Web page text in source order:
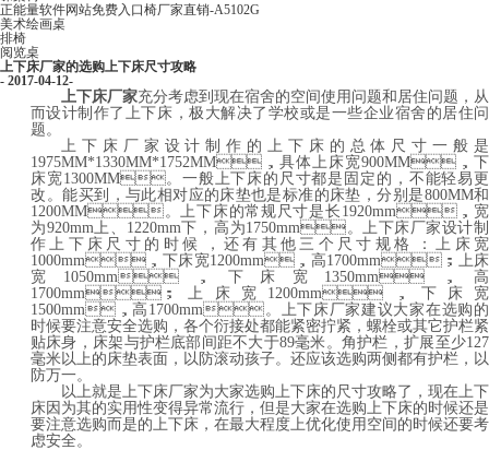
正能量软件网站免费入口椅厂家直销-A5102G
美术绘画桌
排椅
阅览桌
上下床厂家的选购上下床尺寸攻略
- 2017-04-12-
上下床厂家充分考虑到现在宿舍的空间使用问题和居住问题，从
而设计制作了上下床，极大解决了学校或是一些企业宿舍的居住问
题。
上下床厂家设计制作的上下床的总体尺寸一般是
1975MM*1330MM*1752MM，具体上床宽900MM，下
床宽1300MM。一般上下床的尺寸都是固定的，不能轻易更
改。能买到，与此相对应的床垫也是标准的床垫，分别是800MM和
1200MM。上下床的常规尺寸是长1920mm，宽
为920mm上、1220mm下，高为1750mm。上下床厂家设计制
作上下床尺寸的时候，还有其他三个尺寸规格：上床宽
1000mm，下床宽1200mm，高1700mm；上床
宽1050mm，下床宽1350mm，高
1700mm；上床宽1200mm，下床宽
1500mm，高1700mm。上下床厂家建议大家在选购的
时候要注意安全选购，各个衍接处都能紧密拧紧，螺栓或其它护栏紧
贴床身，床架与护栏底部间距不大于89毫米。角护栏，扩展至少127
毫米以上的床垫表面，以防滚动孩子。还应该选购两侧都有护栏，以
防万一。
以上就是上下床厂家为大家选购上下床的尺寸攻略了，现在上下
床因为其的实用性变得异常流行，但是大家在选购上下床的时候还是
要注意选购而是的上下床，在最大程度上优化使用空间的时候还要考
虑安全。